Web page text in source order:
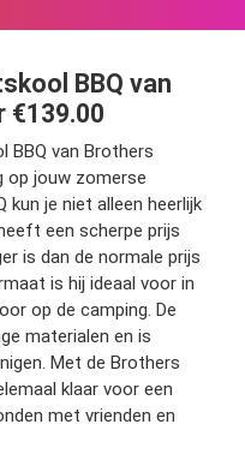
BBQ van
€139.00
BBQ van Brothers
op jouw zomerse
kun je niet alleen heerlijk
een scherpe prijs
is dan de normale prijs
is hij ideaal voor in
op de camping. De
materialen en is
Met de Brothers
klaar voor een
met vrienden en